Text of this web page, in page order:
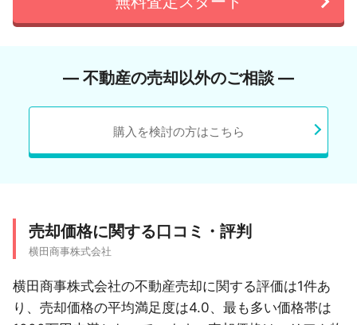
― 不動産の売却以外のご相談 ―
購入を検討の方はこちら
売却価格に関する口コミ・評判
横田商事株式会社
横田商事株式会社の不動産売却に関する評価は1件あ
り、売却価格の平均満足度は4.0、最も多い価格帯は